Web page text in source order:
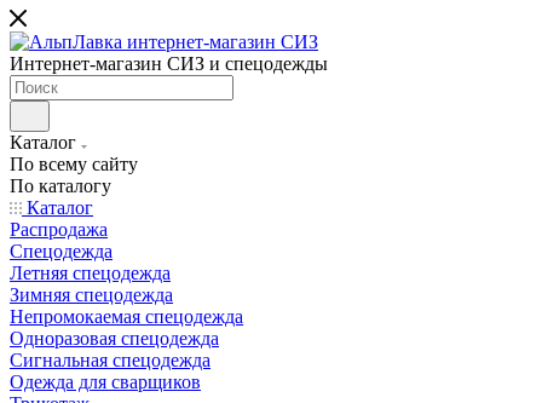
Интернет-магазин СИЗ и спецодежды
Каталог
По всему сайту
По каталогу
Каталог
Распродажа
Спецодежда
Летняя спецодежда
Зимняя спецодежда
Непромокаемая спецодежда
Одноразовая спецодежда
Сигнальная спецодежда
Одежда для сварщиков